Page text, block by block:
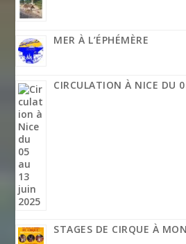
MER À L’ÉPHÉMÈRE
CIRCULATION À NICE DU
STAGES DE CIRQUE À